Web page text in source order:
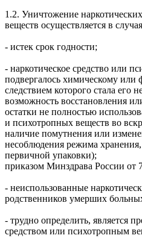
1.2. Уничтожение
веществ осуществляется в
- истек срок годности;
- наркотическое средство или
подвергалось химическому или
следствием которого стала его
возможность восстановления
остатки не полностью
и психотропных веществ во
наличие помутнения или
несоблюдения режима
первичной упаковки);
приказом Минздрава России от
- неиспользованные
родственников умерших
- трудно определить, является
средством или психотропным